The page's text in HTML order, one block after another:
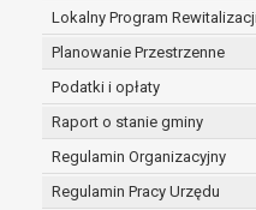
Lokalny Program
Planowanie Przestrzenne
Podatki i opłaty
Raport o stanie gminy
Regulamin Organizacyjny
Regulamin Pracy Urzędu
zadań
nadrzędne
zawarcia i
ochrony
wykonania
interesie